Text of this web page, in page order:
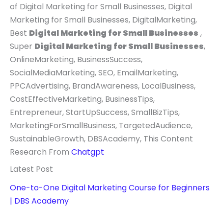
of Digital Marketing for Small Businesses, Digital
Marketing for Small Businesses, DigitalMarketing,
Best Digital Marketing for Small Businesses ,
Super Digital Marketing for Small Businesses,
OnlineMarketing, BusinessSuccess,
SocialMediaMarketing, SEO, EmailMarketing,
PPCAdvertising, BrandAwareness, LocalBusiness,
CostEffectiveMarketing, BusinessTips,
Entrepreneur, StartUpSuccess, SmallBizTips,
MarketingForSmallBusiness, TargetedAudience,
SustainableGrowth, DBSAcademy, This Content
Research From Chatgpt
Latest Post
One-to-One Digital Marketing Course for Beginners
| DBS Academy